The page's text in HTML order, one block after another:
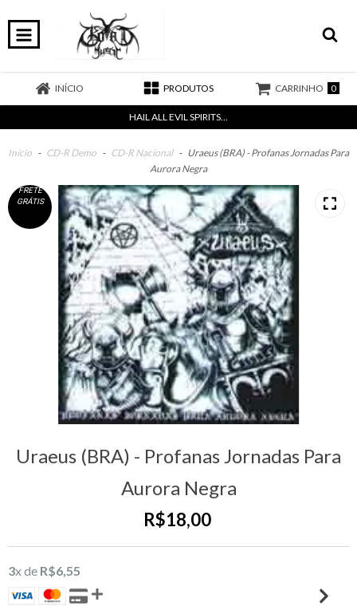
INÍCIO PRODUTOS CARRINHO 0
HAIL ALL EVIL SPIRITS...
Início - CD-R Demo - CD-R Nacional - Uraeus (BRA) - Profanas Jornadas Para
Aurora Negra
FRETE
GRÁTIS
Uraeus (BRA) - Profanas Jornadas Para
Aurora Negra
R$18,00
3x de R$6,55